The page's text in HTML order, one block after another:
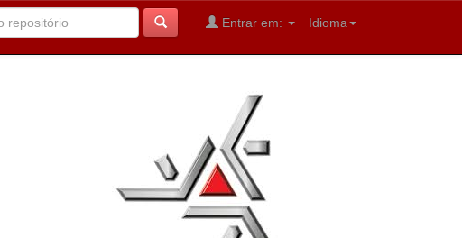
Idioma
Entrar em: